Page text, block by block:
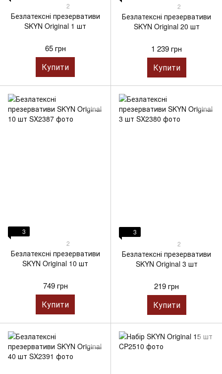
2
Безлатексні презервативи
SKYN Original 1 шт
65 грн
Купити
2
Безлатексні презервативи
SKYN Original 20 шт
1 239 грн
Купити
3
2
Безлатексні презервативи
SKYN Original 10 шт
749 грн
Купити
3
2
Безлатексні презервативи
SKYN Original 3 шт
219 грн
Купити